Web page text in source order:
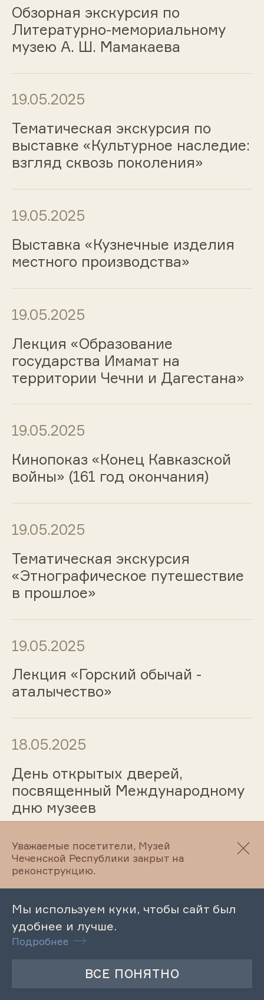
Обзорная экскурсия по
Литературно-мемориальному
музею А. Ш. Мамакаева
19.05.2025
Тематическая экскурсия по
выставке «Культурное наследие:
взгляд сквозь поколения»
19.05.2025
Выставка «Кузнечные изделия
местного производства»
19.05.2025
Лекция «Образование
государства Имамат на
территории Чечни и Дагестана»
19.05.2025
Кинопоказ «Конец Кавказской
войны» (161 год окончания)
19.05.2025
Тематическая экскурсия
«Этнографическое путешествие
в прошлое»
19.05.2025
Лекция «Горский обычай -
аталычество»
18.05.2025
День открытых дверей,
посвященный Международному
дню музеев
18.05.2025
Музейный урок «Музей и
современная молодежь»
Уважаемые посетители, Музей
Чеченской Республики закрыт на
реконструкцию.
Мы используем куки, чтобы сайт был
удобнее и лучше.
Подробнее